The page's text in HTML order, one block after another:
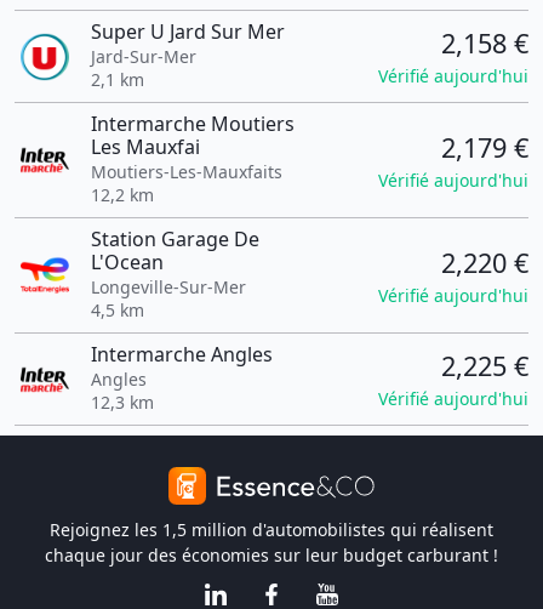
Super U Jard Sur Mer
Jard-Sur-Mer
2,1 km
2,158 €
Vérifié aujourd'hui
Intermarche Moutiers
Les Mauxfai
Moutiers-Les-Mauxfaits
12,2 km
2,179 €
Vérifié aujourd'hui
Station Garage De
L'Ocean
Longeville-Sur-Mer
4,5 km
2,220 €
Vérifié aujourd'hui
Intermarche Angles
Angles
12,3 km
2,225 €
Vérifié aujourd'hui
Rejoignez les 1,5 million d'automobilistes qui réalisent
chaque jour des économies sur leur budget carburant !